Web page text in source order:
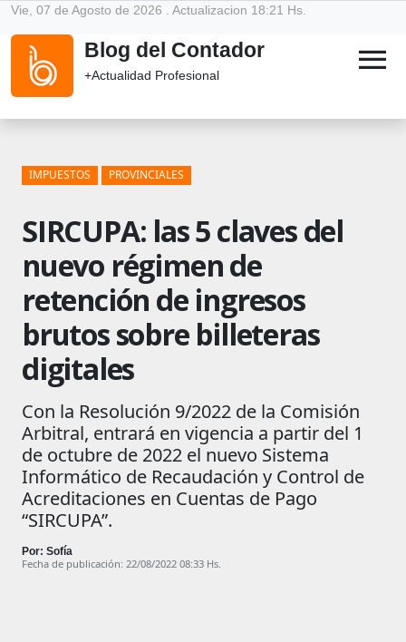
Vie, 07 de Agosto de 2026 . Actualizacion 18:21 Hs.
Blog del Contador
+Actualidad Profesional menu
IMPUESTOS PROVINCIALES
SIRCUPA: las 5 claves del
nuevo régimen de
retención de ingresos
brutos sobre billeteras
digitales
Con la Resolución 9/2022 de la Comisión
Arbitral, entrará en vigencia a partir del 1
de octubre de 2022 el nuevo Sistema
Informático de Recaudación y Control de
Acreditaciones en Cuentas de Pago
“SIRCUPA”.
Por: Sofía
Fecha de publicación: 22/08/2022 08:33 Hs.